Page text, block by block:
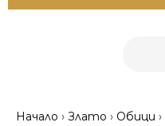
Начало Злато Обици